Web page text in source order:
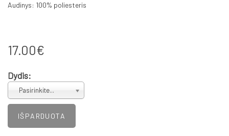
Audinys: 100% poliesteris
17.00€
Dydis:
Pasirinkite...